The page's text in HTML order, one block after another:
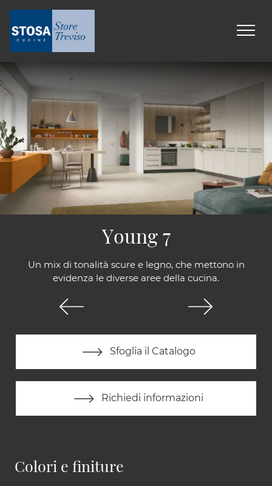
Un mix di tonalità scure e legno, che mettono in
evidenza le diverse aree della cucina.
Sfoglia il Catalogo
Richiedi informazioni
Young 7
Colori e finiture